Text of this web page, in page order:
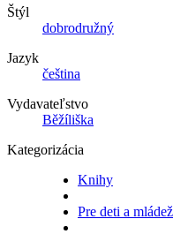
Štýl
dobrodružný
Jazyk
čeština
Vydavateľstvo
Běžíliška
Kategorizácia
Knihy
Pre deti a mládež